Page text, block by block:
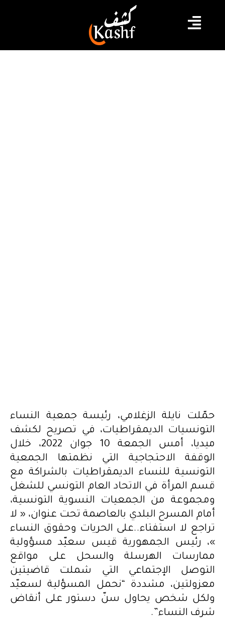
حمّلت نايلة الزغلامي، رئيسة جمعية النساء
التونسيات الديمقراطيات، في تصريح لكشف
ميديا، أمس الجمعة 10 جوان 2022، خلال
الوقفة الاحتجاجية التي نظمتها الجمعية
التونسية للنساء الديمقراطيات بالشراكة مع
قسم المرأة في الاتحاد العام التونسي للشغل
ومجموعة من الجمعيات النسوية التونسية،
أمام المسرح البلدي بالعاصمة تحت عنوان، « لا
تراجع لا استفتاء..على الحريات وحقوق النساء
»، رئيس الجمهورية قيس سعيّد مسؤولية
ممارسات الهرسلة والسحل على مواقع
التوصل الإجتماعي التي شملت قاضيتين
معزولتين، مشددة “نحمل المسؤلية لسعيّد
ولكل شخص يحاول سنّ دستور على أنقاض
شرف النساء”.